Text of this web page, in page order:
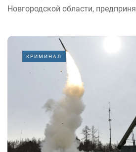
Новгородской области,
КРИМИНАЛ